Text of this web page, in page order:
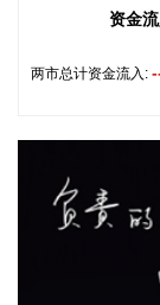
2026-08-08
据“浦东发布”微
据群众新闻，8
响区域启动5G
漫游接入服务
中断时，无需
资金
两市总计资金流入: